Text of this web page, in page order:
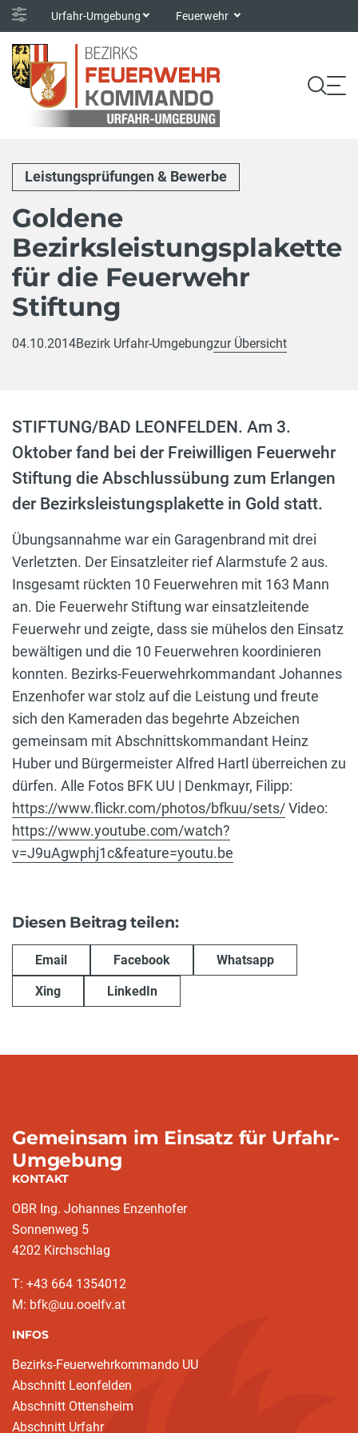
Urfahr-Umgebung Feuerwehr
Leistungsprüfungen & Bewerbe
Goldene
Bezirksleistungsplakette
für die Feuerwehr
Stiftung
04.10.2014Bezirk Urfahr-Umgebungzur Übersicht
STIFTUNG/BAD LEONFELDEN. Am 3.
Oktober fand bei der Freiwilligen Feuerwehr
Stiftung die Abschlussübung zum Erlangen
der Bezirksleistungsplakette in Gold statt.
Übungsannahme war ein Garagenbrand mit drei
Verletzten. Der Einsatzleiter rief Alarmstufe 2 aus.
Insgesamt rückten 10 Feuerwehren mit 163 Mann
an. Die Feuerwehr Stiftung war einsatzleitende
Feuerwehr und zeigte, dass sie mühelos den Einsatz
bewältigen und die 10 Feuerwehren koordinieren
konnten. Bezirks-Feuerwehrkommandant Johannes
Enzenhofer war stolz auf die Leistung und freute
sich den Kameraden das begehrte Abzeichen
gemeinsam mit Abschnittskommandant Heinz
Huber und Bürgermeister Alfred Hartl überreichen zu
dürfen. Alle Fotos BFK UU | Denkmayr, Filipp:
https://www.flickr.com/photos/bfkuu/sets/Video:
https://www.youtube.com/watch?
v=J9uAgwphj1c&feature=youtu.be
Diesen Beitrag teilen:
Email Facebook Whatsapp
Xing LinkedIn
Gemeinsam im Einsatz für Urfahr-
Umgebung
KONTAKT
OBR Ing. Johannes Enzenhofer
Sonnenweg 5
4202 Kirchschlag
T: +43 664 1354012
M: bfk@uu.ooelfv.at
INFOS
Bezirks-Feuerwehrkommando UU
Abschnitt Leonfelden
Abschnitt Ottensheim
Abschnitt Urfahr